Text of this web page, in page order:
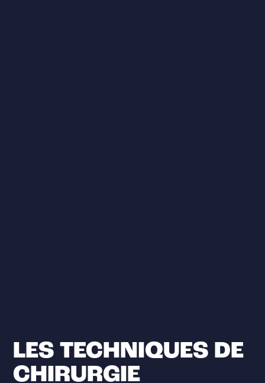
LES TECHNIQUES DE
CHIRURGIE